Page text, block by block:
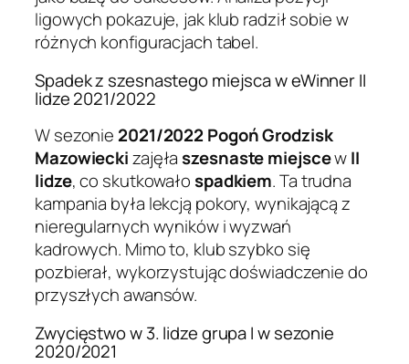
ligowych pokazuje, jak klub radził sobie w
różnych konfiguracjach tabel.
Spadek z szesnastego miejsca w eWinner II
lidze 2021/2022
W sezonie 2021/2022 Pogoń Grodzisk
Mazowieckizajęłaszesnaste miejscewII
lidze, co skutkowałospadkiem. Ta trudna
kampania była lekcją pokory, wynikającą z
nieregularnych wyników i wyzwań
kadrowych. Mimo to, klub szybko się
pozbierał, wykorzystując doświadczenie do
przyszłych awansów.
Zwycięstwo w 3. lidze grupa I w sezonie
2020/2021